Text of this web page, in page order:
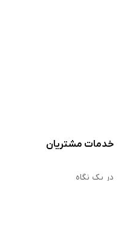
خدمات مشتریان
در یک نگاه